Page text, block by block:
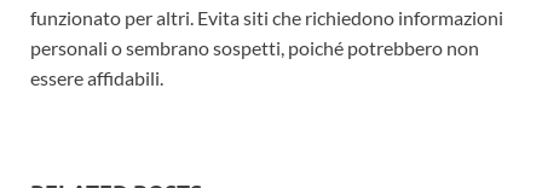
funzionato per altri. Evita siti che richiedono informazioni
personali o sembrano sospetti, poiché potrebbero non
essere affidabili.